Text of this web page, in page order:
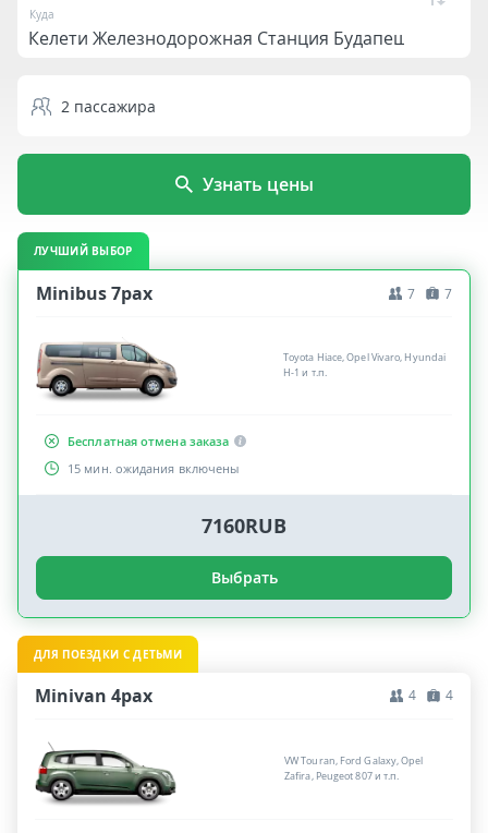
Куда
2 пассажира
Узнать цены
ЛУЧШИЙ ВЫБОР
Minibus 7pax 7 7
Toyota Hiace, Opel Vivaro, Hyundai
H-1 и т.п.
Бесплатная отмена заказа
15 мин. ожидания включены
7160RUB
Выбрать
ДЛЯ ПОЕЗДКИ С ДЕТЬМИ
Minivan 4pax 4 4
VW Touran, Ford Galaxy, Opel
Zafira, Peugeot 807 и т.п.